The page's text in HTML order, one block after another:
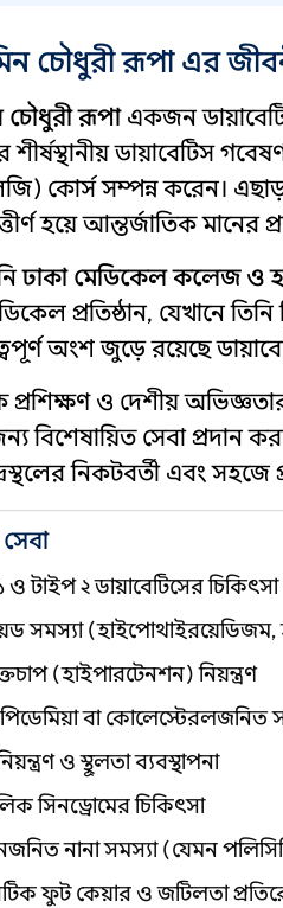
চৌধুরী রূপা এর
চৌধুরী রূপাএকজন
শীর্ষস্থানীয় ডায়াবেটিস
কোর্স সম্পন্ন করেন।
হয়ে আন্তর্জাতিক মানের
ঢাকা মেডিকেল কলেজ ও
প্রতিষ্ঠান, যেখানে
অংশ জুড়ে রয়েছে
প্রশিক্ষণ ও দেশীয়
বিশেষায়িত সেবা প্রদান
নিকটবর্তী এবং সহজে
ও টাইপ ২ ডায়াবেটিসের চিকিৎসা
সমস্যা
(হাইপারটেনশন) নিয়ন্ত্রণ
বা কোলেস্টেরলজনিত
ও স্থূলতা ব্যবস্থাপনা
সিনড্রোমের চিকিৎসা
নানা সমস্যা (যেমন
ফুট কেয়ার ও জটিলতা